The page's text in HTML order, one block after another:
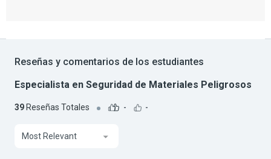
Reseñas y comentarios de los estudiantes
Especialista en Seguridad de Materiales Peligrosos
39 Reseñas Totales - -
Most Relevant